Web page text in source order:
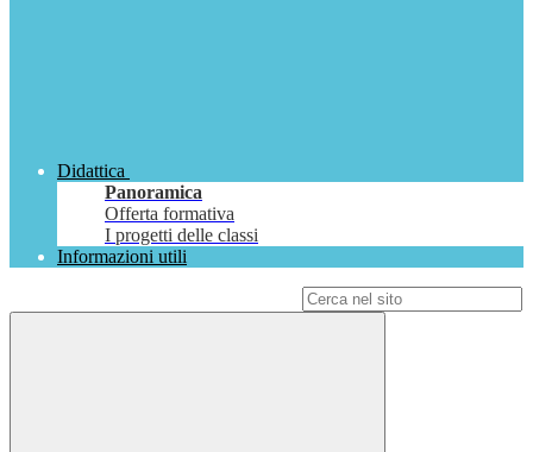
Didattica
Panoramica
Offerta formativa
I progetti delle classi
Informazioni utili